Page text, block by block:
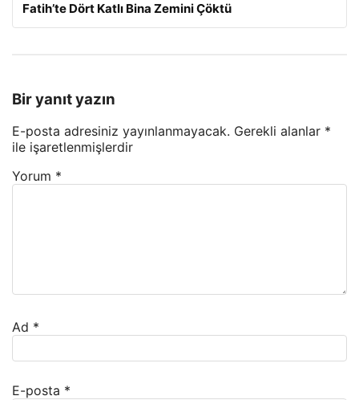
Fatih’te Dört Katlı Bina Zemini Çöktü
Bir yanıt yazın
E-posta adresiniz yayınlanmayacak. Gerekli alanlar *
ile işaretlenmişlerdir
Yorum *
Ad *
E-posta *